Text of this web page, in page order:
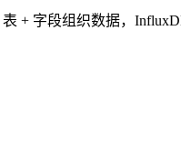
+ 字段组织数据，